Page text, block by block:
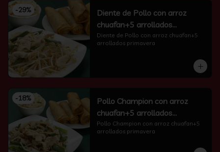
-29%
Diente de Pollo con arroz
chuafan+5 arrollados
primavera
Diente de Pollo con arroz chuafan+5
arrollados primavera
-18%
Pollo Champion con arroz
chuafan+5 arrollados
primavera
Pollo Champion con arroz chuafan+5
arrollados primavera